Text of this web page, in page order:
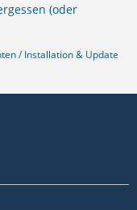
(oder
/ Installation & Update